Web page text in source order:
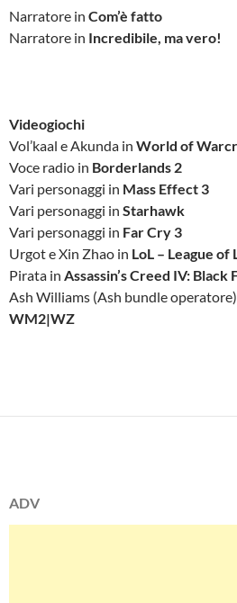
Narratore in Com’è fatto
Narratore in Incredibile, ma vero!
Videogiochi
Vol’kaal e Akunda in World of
Voce radio in Borderlands 2
Vari personaggi in Mass Effect 3
Vari personaggi in Starhawk
Vari personaggi in Far Cry 3
Urgot e Xin Zhao in LoL – League of
Pirata in Assassin’s Creed IV: Black
Ash Williams (Ash bundle
WM2|WZ
ADV